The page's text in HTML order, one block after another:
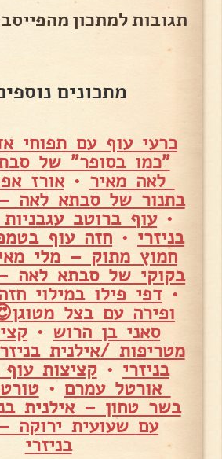
תגובות למתכון
מתכונים
כרעי עוף עם תפוחי
"כמו בסופר" של
לאה מאיר •אורז
בתנור של סבתא לאה
•עוף ברוטב
בניזרי • חזה עוף
חמוץ מתוק – מלי
בקוקי של סבתא לאה
• דפי פילו במילוי
ופירה עם בצל
סאני בן הרוש •
מטריפות /אילנית
בניזרי •קציצות
אורטל עמרם •
בשר טחון – אילנית
עם שעועית ירוקה
בניזרי